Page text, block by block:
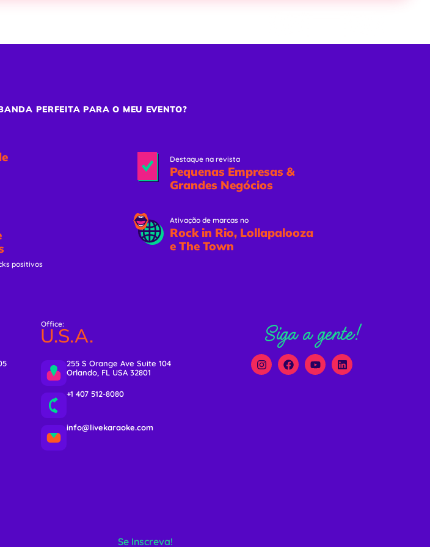
PERFEITA PARA O MEU EVENTO?
positivos
Destaque na revista
Pequenas Empresas &
Grandes Negócios
Ativação de marcas no
Rock in Rio, Lollapalooza
e The Town
Office:
U.S.A.
255 S Orange Ave Suite 104
Orlando, FL USA 32801
+1 407 512-8080
info@livekaraoke.com
Siga a gente!
Se Inscreva!